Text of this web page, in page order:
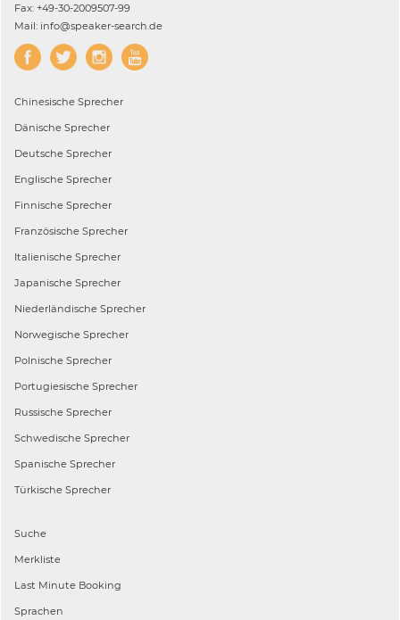
Fax: +49-30-2009507-99
Mail: info@speaker-search.de
Chinesische Sprecher
Dänische Sprecher
Deutsche Sprecher
Englische Sprecher
Finnische Sprecher
Französische Sprecher
Italienische Sprecher
Japanische Sprecher
Niederländische Sprecher
Norwegische Sprecher
Polnische Sprecher
Portugiesische Sprecher
Russische Sprecher
Schwedische Sprecher
Spanische Sprecher
Türkische Sprecher
Suche
Merkliste
Last Minute Booking
Sprachen